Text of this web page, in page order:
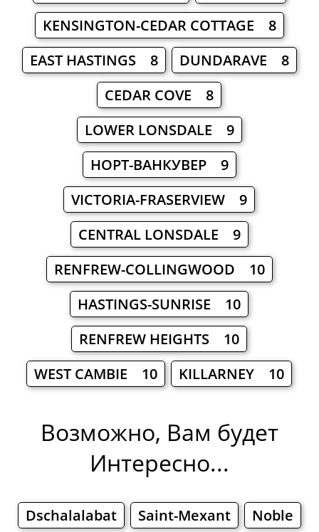
KENSINGTON-CEDAR COTTAGE 8
EAST HASTINGS 8
DUNDARAVE 8
CEDAR COVE 8
LOWER LONSDALE 9
НОРТ-ВАНКУВЕР 9
VICTORIA-FRASERVIEW 9
CENTRAL LONSDALE 9
RENFREW-COLLINGWOOD 10
HASTINGS-SUNRISE 10
RENFREW HEIGHTS 10
WEST CAMBIE 10
KILLARNEY 10
Возможно, Вам будет
Интересно...
Dschalalabat Saint-Mexant
Noble